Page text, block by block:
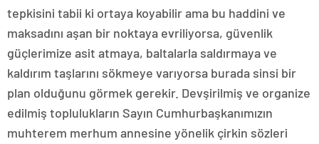
tepkisini tabii ki ortaya koyabilir ama bu haddini ve
maksadını aşan bir noktaya evriliyorsa, güvenlik
güçlerimize asit atmaya, baltalarla saldırmaya ve
kaldırım taşlarını sökmeye varıyorsa burada sinsi bir
plan olduğunu görmek gerekir. Devşirilmiş ve organize
edilmiş toplulukların Sayın Cumhurbaşkanımızın
muhterem merhum annesine yönelik çirkin sözleri